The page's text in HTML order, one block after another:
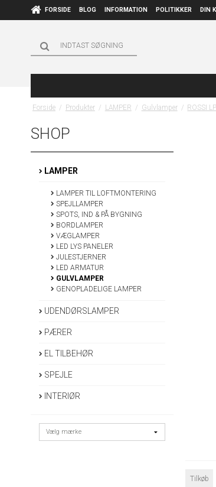
FORSIDE BLOG INFORMATION POLITIKKER DIN
Forside / Produkter / LAMPER / Gulvlamper / ROSSI
SHOP
LAMPER
LAMPER TIL LOFTMONTERING
SPEJLLAMPER
SPOTS, IND & PÅ BYGNING
BORDLAMPER
VÆGLAMPER
LED LYS PANELER
JULESTJERNER
LED ARMATUR
GULVLAMPER
GENOPLADELIGE LAMPER
UDENDØRSLAMPER
PÆRER
EL TILBEHØR
SPEJLE
INTERIØR
Tilkøb